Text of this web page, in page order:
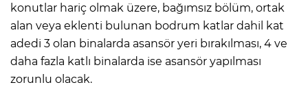
konutlar hariç olmak üzere, bağımsız bölüm, ortak
alan veya eklenti bulunan bodrum katlar dahil kat
adedi 3 olan binalarda asansör yeri bırakılması, 4 ve
daha fazla katlı binalarda ise asansör yapılması
zorunlu olacak.